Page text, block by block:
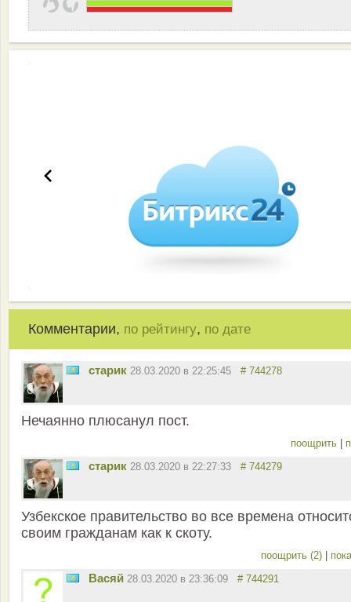
Комментарии, по рейтингу, по дате
старик 28.03.2020 в 22:25:45 # 744278
Нечаянно плюсанул пост.
поощрить |
старик 28.03.2020 в 22:27:33 # 744279
Узбекское правительство во все времена
своим гражданам как к скоту.
поощрить (2) |
Васяй 28.03.2020 в 23:36:09 # 744291